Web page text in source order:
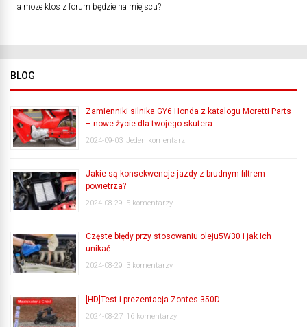
a moze ktos z forum będzie na miejscu?
BLOG
Zamienniki silnika GY6 Honda z katalogu Moretti Parts
– nowe życie dla twojego skutera
2024-09-03 Jeden komentarz
Jakie są konsekwencje jazdy z brudnym filtrem
powietrza?
2024-08-29 5 komentarzy
Częste błędy przy stosowaniu oleju5W30 i jak ich
unikać
2024-08-29 3 komentarzy
[HD]Test i prezentacja Zontes 350D
2024-08-27 16 komentarzy